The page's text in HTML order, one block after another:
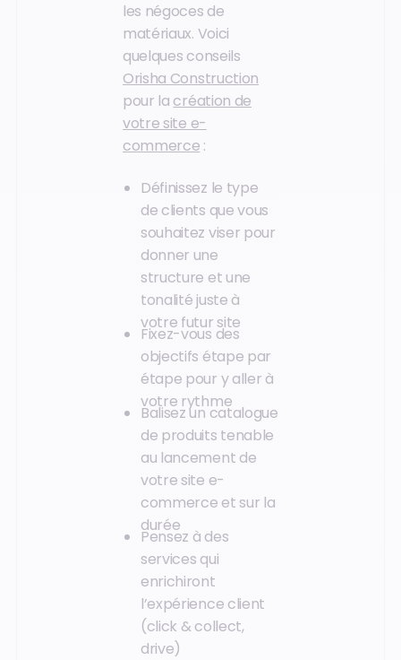
les négoces de
matériaux. Voici
quelques conseils
Orisha Construction
pour la création de
votre site e-
commerce :
Définissez le type
de clients que vous
souhaitez viser pour
donner une
structure et une
tonalité juste à
votre futur site
Fixez-vous des
objectifs étape par
étape pour y aller à
votre rythme
Balisez un catalogue
de produits tenable
au lancement de
votre site e-
commerce et sur la
durée
Pensez à des
services qui
enrichiront
l’expérience client
(click & collect,
drive)